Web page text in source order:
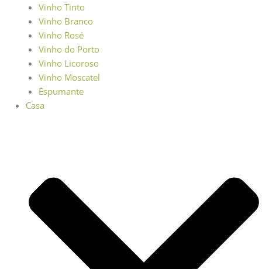
Vinho Tinto
Vinho Branco
Vinho Rosé
Vinho do Porto
Vinho Licoroso
Vinho Moscatel
Espumante
Casa